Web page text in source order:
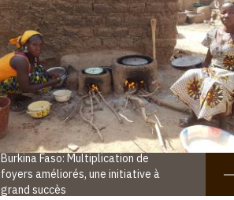
Burkina Faso: Multiplication de
foyers améliorés, une initiative à
grand succès